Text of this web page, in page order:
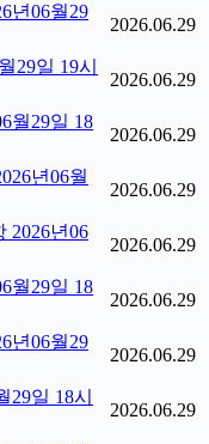
년06월29
2026.06.29
29일 19시
2026.06.29
월29일 18
2026.06.29
년06월
2026.06.29
2026년06
2026.06.29
월29일 18
2026.06.29
년06월29
2026.06.29
일 18시
2026.06.29